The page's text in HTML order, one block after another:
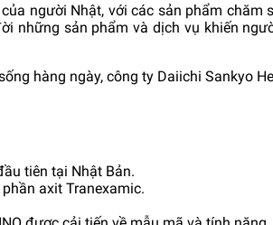
người Nhật, với các sản phẩm
những sản phẩm và dịch vụ khiến
hàng ngày, công ty Daiichi Sankyo
tiên tại Nhật Bản.
axit Tranexamic.